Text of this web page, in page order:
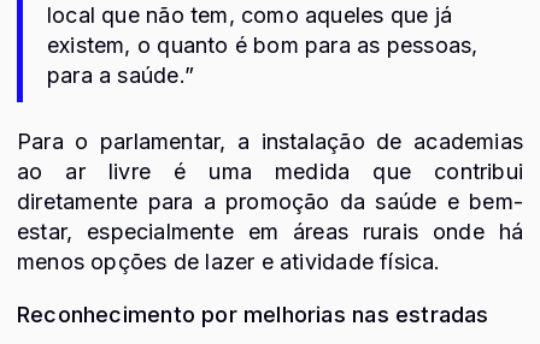
local que não tem, como aqueles que já
existem, o quanto é bom para as pessoas,
para a saúde.”
Para o parlamentar, a instalação de academias
ao ar livre é uma medida que contribui
diretamente para a promoção da saúde e bem-
estar, especialmente em áreas rurais onde há
menos opções de lazer e atividade física.
Reconhecimento por melhorias nas estradas